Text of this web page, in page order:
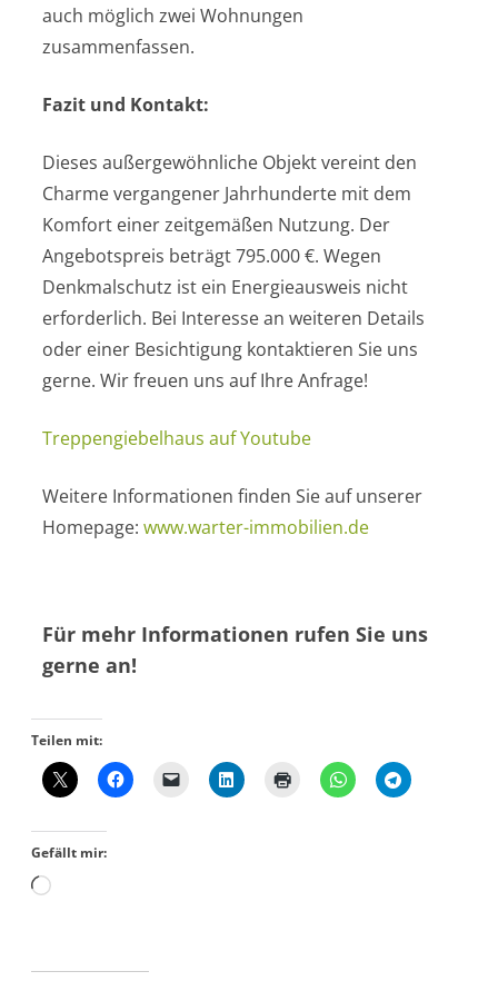
auch möglich zwei Wohnungen
zusammenfassen.
Fazit und Kontakt:
Dieses außergewöhnliche Objekt vereint den
Charme vergangener Jahrhunderte mit dem
Komfort einer zeitgemäßen Nutzung. Der
Angebotspreis beträgt 795.000 €. Wegen
Denkmalschutz ist ein Energieausweis nicht
erforderlich. Bei Interesse an weiteren Details
oder einer Besichtigung kontaktieren Sie uns
gerne. Wir freuen uns auf Ihre Anfrage!
Treppengiebelhaus auf Youtube
Weitere Informationen finden Sie auf unserer
Homepage: www.warter-immobilien.de
Für mehr Informationen rufen Sie uns
gerne an!
Teilen mit:
Gefällt mir: